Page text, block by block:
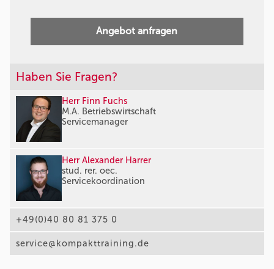
Angebot anfragen
Haben Sie Fragen?
Herr Finn Fuchs
M.A. Betriebswirtschaft
Servicemanager
Herr Alexander Harrer
stud. rer. oec.
Servicekoordination
+49(0)40 80 81 375 0
service@kompakttraining.de